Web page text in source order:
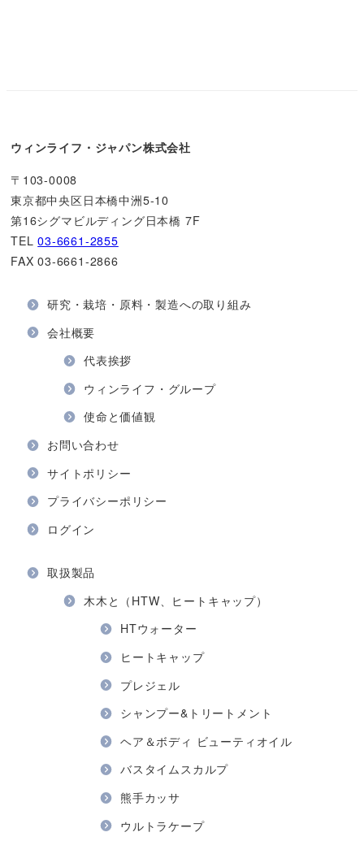
ウィンライフ・ジャパン株式会社
〒103-0008
東京都中央区日本橋中洲5-10
第16シグマビルディング日本橋 7F
TEL03-6661-2855
FAX 03-6661-2866
研究・栽培・原料・製造への取り組み
会社概要
代表挨拶
ウィンライフ・グループ
使命と価値観
お問い合わせ
サイトポリシー
プライバシーポリシー
ログイン
取扱製品
木木と（HTW、ヒートキャップ）
HTウォーター
ヒートキャップ
プレジェル
シャンプー&トリートメント
ヘア＆ボディ ビューティオイル
バスタイムスカルプ
熊手カッサ
ウルトラケープ